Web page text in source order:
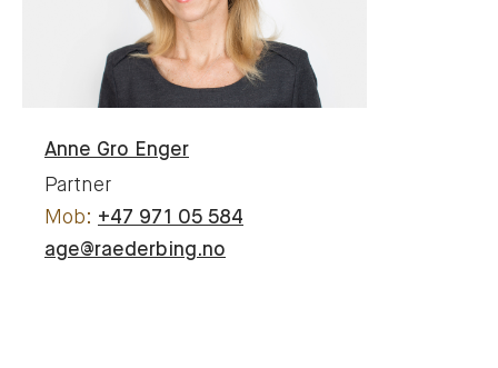
Anne Gro Enger
Partner
+47 971 05 584
age@raederbing.no